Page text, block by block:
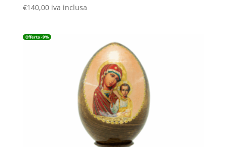
€140,00 iva inclusa
Offerta -9%